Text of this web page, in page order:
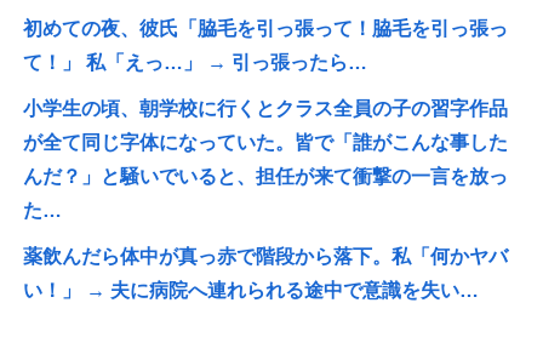
初めての夜、彼氏「脇毛を引っ張って！脇毛を引っ張っ
て！」 私「えっ…」 → 引っ張ったら…
小学生の頃、朝学校に行くとクラス全員の子の習字作品
が全て同じ字体になっていた。皆で「誰がこんな事した
んだ？」と騒いでいると、担任が来て衝撃の一言を放っ
た…
薬飲んだら体中が真っ赤で階段から落下。私「何かヤバ
い！」 → 夫に病院へ連れられる途中で意識を失い…